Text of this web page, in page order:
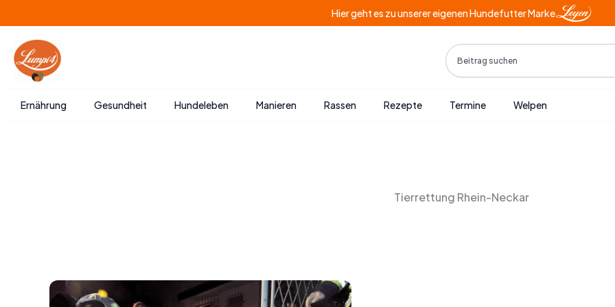
Inhalt
springen
Hier geht es zu unserer eigenen Hundefutter Marke
Search
Ernährung Gesundheit Hundeleben Manieren Rassen Rezepte Termine Welpen
Tierrettung Rhein-Neckar